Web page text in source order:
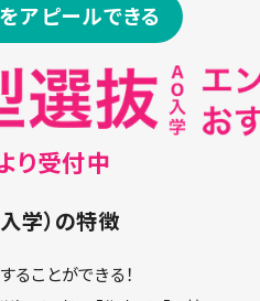
アピールできる
り受付中
学）の特徴
ことができる！